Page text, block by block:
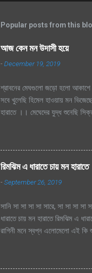
Popular posts from this
আজ কেন মন উদাসী হয়ে
-December 19, 2019
শ্রাবনের মেঘগুলো জড়ো হলো আকাশে
সবে খুলেছি হিমেল হাওয়ায় মন
হারাতে ।। মেঘেদের যুদ্ধ শুনেছি
রিমঝিম এ ধারাতে চায় মন হারাতে
-September 26, 2019
সানি সা সা সা সা সারে, সা সা সা সা
ধারাতে চায় মন হারাতে রিমঝিম এ
রাগিনী মনে স্বপ্ন এলোমেলো এই কি
তো এত আশা, ভালোবাসা এ মনে আগে
হায়, ফোটে কামিনী আজ ভিজতে